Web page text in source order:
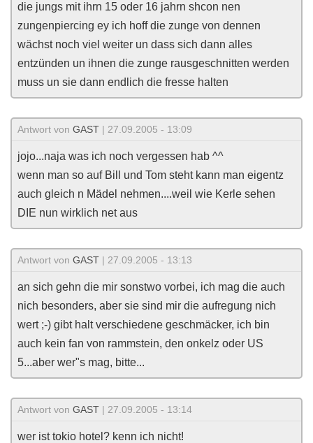
die jungs mit ihrn 15 oder 16 jahrn shcon nen
zungenpiercing ey ich hoff die zunge von dennen
wächst noch viel weiter un dass sich dann alles
entzünden un ihnen die zunge rausgeschnitten werden
muss un sie dann endlich die fresse halten
Antwort von GAST | 27.09.2005 - 13:09
jojo...naja was ich noch vergessen hab ^^
wenn man so auf Bill und Tom steht kann man eigentz
auch gleich n Mädel nehmen....weil wie Kerle sehen
DIE nun wirklich net aus
Antwort von GAST | 27.09.2005 - 13:13
an sich gehn die mir sonstwo vorbei, ich mag die auch
nich besonders, aber sie sind mir die aufregung nich
wert ;-) gibt halt verschiedene geschmäcker, ich bin
auch kein fan von rammstein, den onkelz oder US
5...aber wer"s mag, bitte...
Antwort von GAST | 27.09.2005 - 13:14
wer ist tokio hotel? kenn ich nicht!